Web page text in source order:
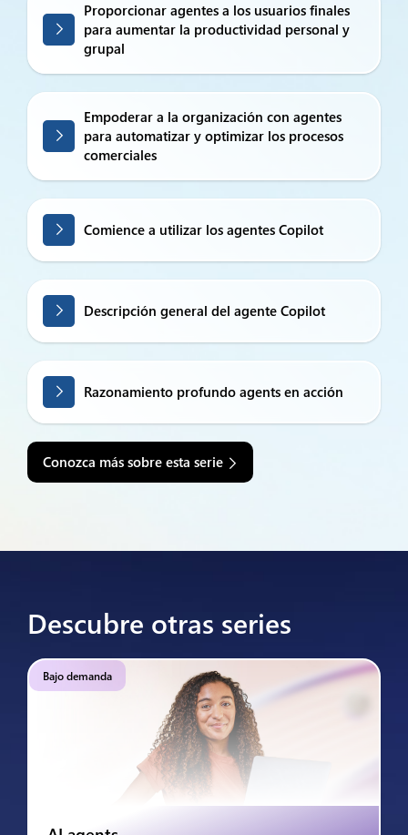
Proporcionar agentes a los usuarios finales
para aumentar la productividad personal y
grupal
Empoderar a la organización con agentes
para automatizar y optimizar los procesos
comerciales
Comience a utilizar los agentes Copilot
Descripción general del agente Copilot
Razonamiento profundo agents en acción
Conozca más sobre esta serie
Descubre otras series
Bajo demanda